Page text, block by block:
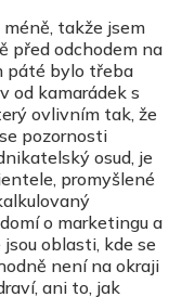
takže jsem
před odchodem na
páté bylo třeba
od kamarádek s
ovlivním tak, že
pozornosti
osud, je
promyšlené
o marketingu a
oblasti, kde se
není na okraji
ani to, jak